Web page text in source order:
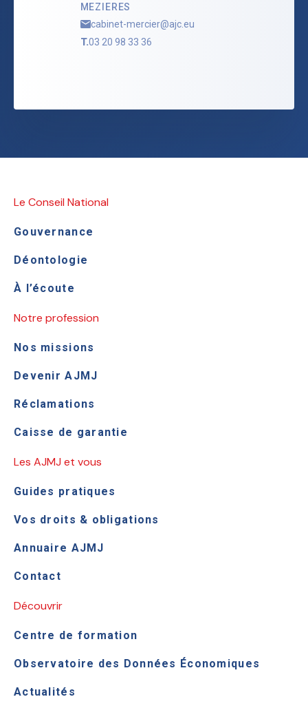
MEZIERES
cabinet-mercier@ajc.eu
T.03 20 98 33 36
Le Conseil National
Gouvernance
Déontologie
À l’écoute
Notre profession
Nos missions
Devenir AJMJ
Réclamations
Caisse de garantie
Les AJMJ et vous
Guides pratiques
Vos droits & obligations
Annuaire AJMJ
Contact
Découvrir
Centre de formation
Observatoire des Données Économiques
Actualités